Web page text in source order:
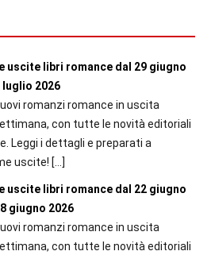
uscite libri romance dal 29 giugno
luglio 2026
romanzi romance in uscita
con tutte le novità editoriali
Leggi i dettagli e preparati a
uscite! […]
uscite libri romance dal 22 giugno
giugno 2026
romanzi romance in uscita
con tutte le novità editoriali